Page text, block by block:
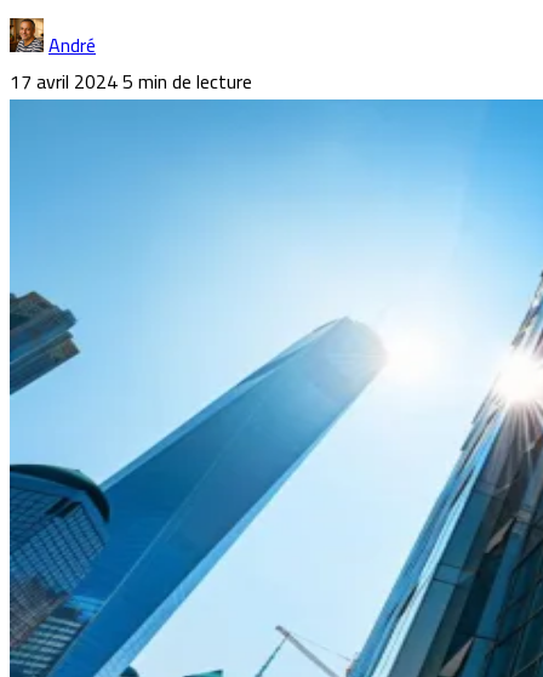
André
17 avril 20245 min de lecture